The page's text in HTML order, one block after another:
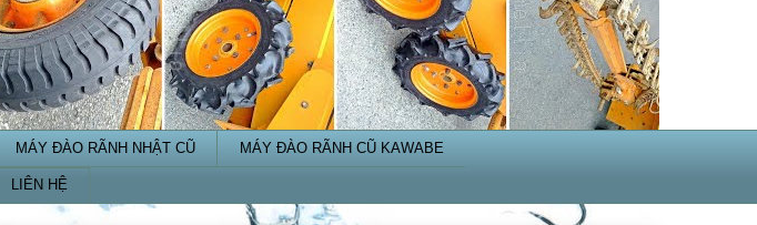
MÁY ĐÀO RÃNH NHẬT CŨ MÁY ĐÀO RÃNH CŨ KAWABE
LIÊN HỆ